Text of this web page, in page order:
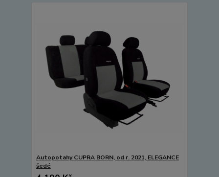
Autopotahy CUPRA BORN, od r. 2021, ELEGANCE
šedé